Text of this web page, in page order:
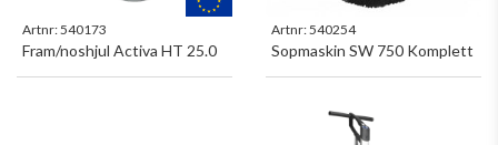
Artnr:540173
Fram/noshjul Activa HT 25.0
Artnr:540254
Sopmaskin SW 750 Komplett